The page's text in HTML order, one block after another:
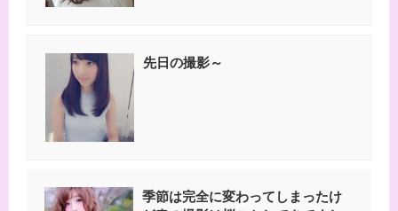
先日の撮影～
季節は完全に変わってしまったけ